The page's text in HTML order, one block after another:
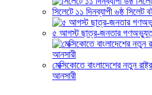
সিলেটে ১১ দিনব্যাপী ৬ষ্ঠ সিলেট
৫ আগস্ট ছাত্র-জনতার
মেক্সিকোতে বাংলাদেশের নতুন
আনসারী